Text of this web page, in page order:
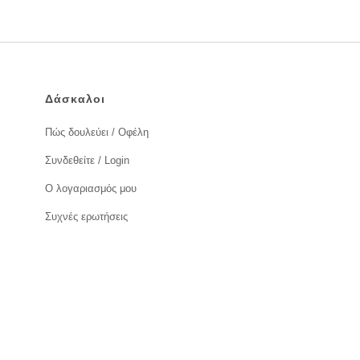
Δάσκαλοι
Πώς δουλεύει / Οφέλη
Συνδεθείτε / Login
Ο λογαριασμός μου
Συχνές ερωτήσεις